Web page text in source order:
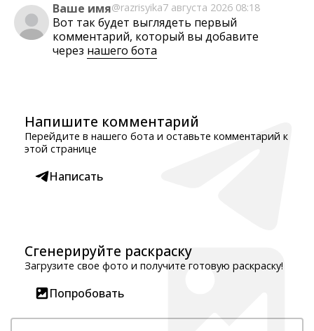
Ваше имя@razrisyika7 августа 2026 08:18
Вот так будет выглядеть первый
комментарий, который вы добавите
через нашего бота
Напишите комментарий
Перейдите в нашего бота и оставьте комментарий к
этой странице
Написать
Сгенерируйте раскраску
Загрузите свое фото и получите готовую раскраску!
Попробовать